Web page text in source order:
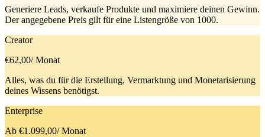
Generiere Leads, verkaufe Produkte und maximiere deinen Gewinn.
Der angegebene Preis gilt für eine Listengröße von 1000.
Creator
€62,00/ Monat
Alles, was du für die Erstellung, Vermarktung und Monetarisierung
deines Wissens benötigst.
Enterprise
Ab €1.099,00/ Monat